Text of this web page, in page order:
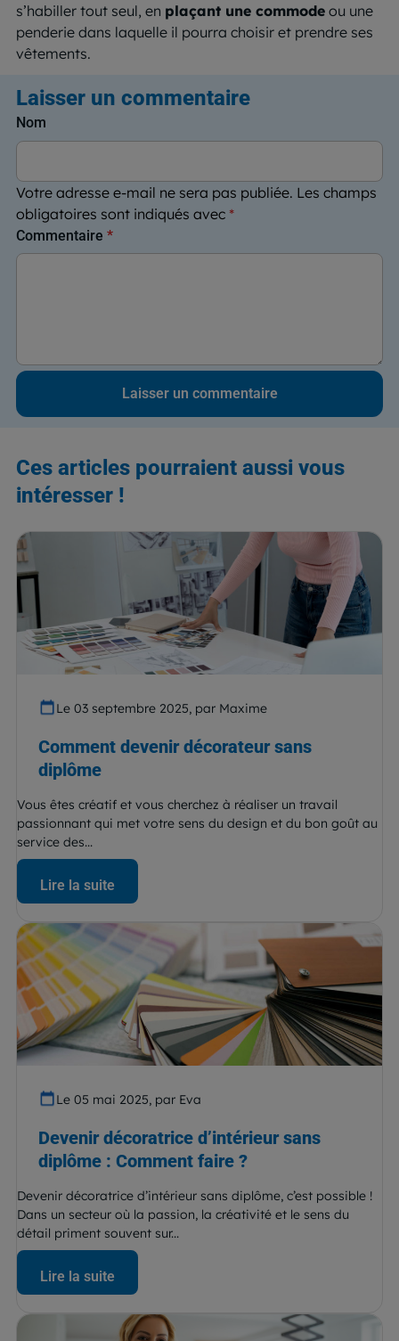
s’habiller tout seul, en plaçant une commode ou une
penderie dans laquelle il pourra choisir et prendre ses
vêtements.
Laisser un commentaire
Votre adresse e-mail ne sera pas publiée. Les champs
obligatoires sont indiqués avec *
Nom
Commentaire *
Ces articles pourraient aussi vous
intéresser !
Le 03 septembre 2025, par Maxime
Comment devenir décorateur sans
diplôme
Vous êtes créatif et vous cherchez à réaliser un travail
passionnant qui met votre sens du design et du bon goût au
service des...
Lire la suite
Le 05 mai 2025, par Eva
Devenir décoratrice d’intérieur sans
diplôme : Comment faire ?
Devenir décoratrice d’intérieur sans diplôme, c’est possible !
Dans un secteur où la passion, la créativité et le sens du
détail priment souvent sur...
Lire la suite